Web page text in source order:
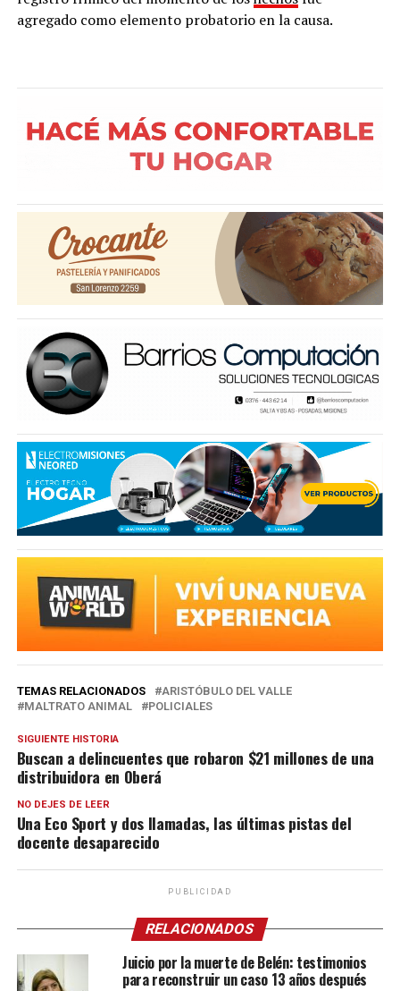
agregado como elemento probatorio en la causa.
TEMAS RELACIONADOS
ARISTÓBULO DEL VALLE
MALTRATO ANIMAL
POLICIALES
SIGUIENTE HISTORIA
Buscan a delincuentes que robaron $21 millones de una
distribuidora en Oberá
NO DEJES DE LEER
Una Eco Sport y dos llamadas, las últimas pistas del
docente desaparecido
PUBLICIDAD
RELACIONADOS
Juicio por la muerte de Belén: testimonios
para reconstruir un caso 13 años después